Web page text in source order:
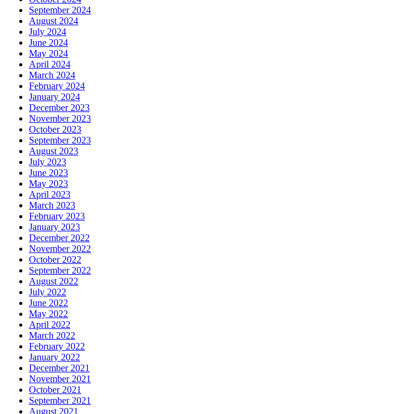
September 2024
August 2024
July 2024
June 2024
May 2024
April 2024
March 2024
February 2024
January 2024
December 2023
November 2023
October 2023
September 2023
August 2023
July 2023
June 2023
May 2023
April 2023
March 2023
February 2023
January 2023
December 2022
November 2022
October 2022
September 2022
August 2022
July 2022
June 2022
May 2022
April 2022
March 2022
February 2022
January 2022
December 2021
November 2021
October 2021
September 2021
August 2021